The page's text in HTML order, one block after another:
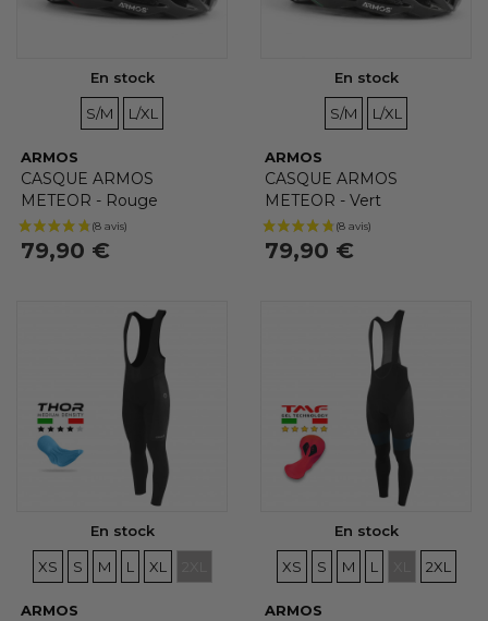
(8 avis)
En stock
TAILLES
S/M
TAILLES
L/XL
ARMOS
CASQUE ARMOS
METEOR - Rouge
79,90 €
En stock
TAILLES
S/M
TAILLES
L/XL
ARMOS
CASQUE ARMOS
METEOR - Vert
79,90 €
En stock
TAILLES
XS
TAILLES
S
TAILLES
M
TAILLES
L
TAILLES
XL
TAILLES
ARMOS
En stock
TAILLES
XS
TAILLES
S
TAILLES
M
TAILLES
L
TAILLES
2XL
ARMOS